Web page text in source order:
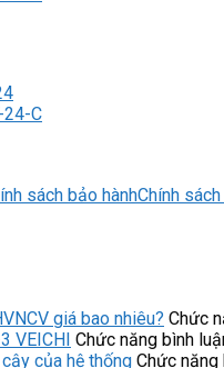
24-C
sách bảo hànhChính
giá bao nhiêu? Chức
VEICHI Chức năng bình
của hệ thống Chức